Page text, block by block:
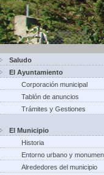
Saludo
El Ayuntamiento
Corporación municipal
Tablón de anuncios
Trámites y Gestiones
El Municipio
Historia
Entorno urbano y
Alrededores del municipio